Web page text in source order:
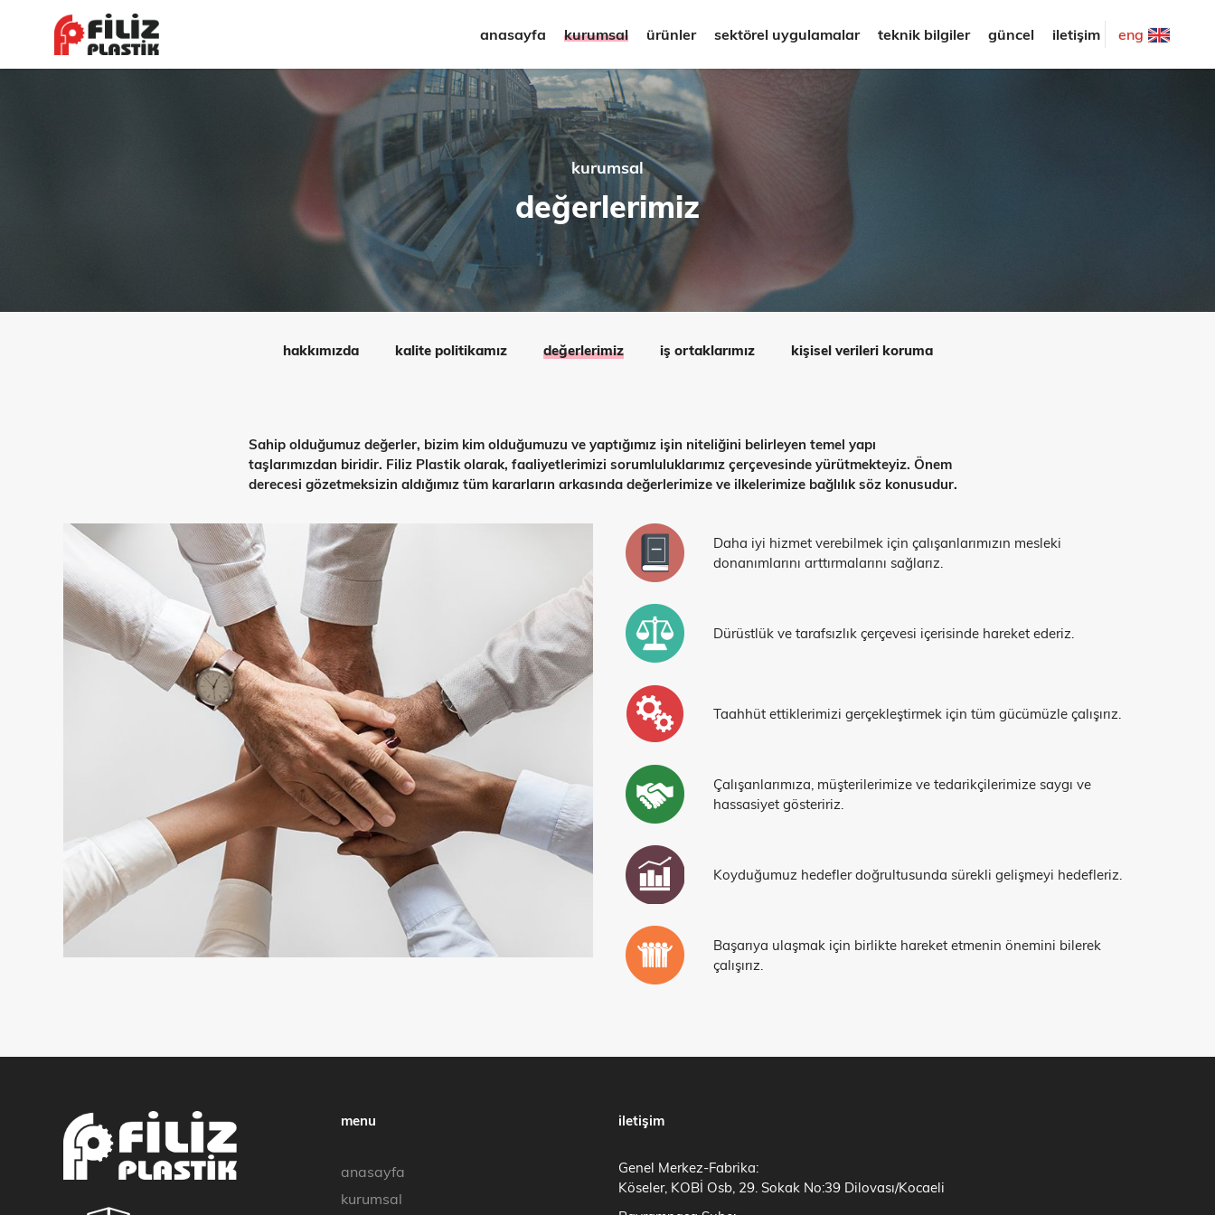
anasayfa kurumsal ürünler sektörel uygulamalar teknik bilgiler güncel iletişim eng
kurumsal
değerlerimiz
hakkımızda kalite politikamız değerlerimiz iş ortaklarımız kişisel verileri koruma
Sahip olduğumuz değerler, bizim kim olduğumuzu ve yaptığımız işin niteliğini belirleyen temel yapı
taşlarımızdan biridir. Filiz Plastik olarak, faaliyetlerimizi sorumluluklarımız çerçevesinde yürütmekteyiz. Önem
derecesi gözetmeksizin aldığımız tüm kararların arkasında değerlerimize ve ilkelerimize bağlılık söz konusudur.
Daha iyi hizmet verebilmek için çalışanlarımızın mesleki
donanımlarını arttırmalarını sağlarız.
Dürüstlük ve tarafsızlık çerçevesi içerisinde hareket ederiz.
Taahhüt ettiklerimizi gerçekleştirmek için tüm gücümüzle çalışırız.
Çalışanlarımıza, müşterilerimize ve tedarikçilerimize saygı ve
hassasiyet gösteririz.
Koyduğumuz hedefler doğrultusunda sürekli gelişmeyi hedefleriz.
Başarıya ulaşmak için birlikte hareket etmenin önemini bilerek
çalışırız.
menu
anasayfa
kurumsal
iletişim
Genel Merkez-Fabrika:
Köseler, KOBİ Osb, 29. Sokak No:39 Dilovası/Kocaeli